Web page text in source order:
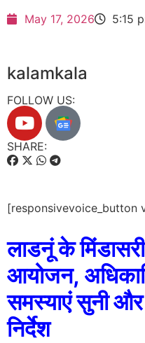
May 17, 2026 5:15
kalamkala
FOLLOW US:
SHARE:
[responsivevoice_button
लाडनूं के
आयोजन,
समस्याएं सुनी
निर्देश